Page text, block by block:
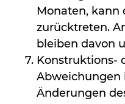
Monaten, kann
zurücktreten.
bleiben davon
Konstruktions-
Abweichungen
Änderungen